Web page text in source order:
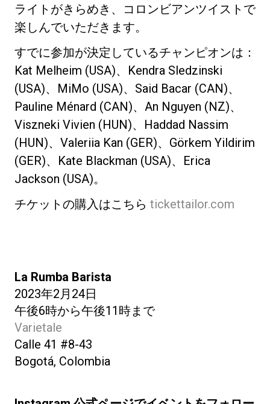
ライトがきらめき、コロンビアンツイストで
楽しんでいただきます。
すでに参加が決定しているチャンピオンは：
Kat Melheim (USA)、Kendra Sledzinski
(USA)、MiMo (USA)、Said Bacar (CAN)、
Pauline Ménard (CAN)、An Nguyen (NZ)、
Viszneki Vivien (HUN)、Haddad Nassim
(HUN)、Valeriia Kan (GER)、Görkem Yildirim
(GER)、Kate Blackman (USA)、Erica
Jackson (USA)。
チケットの購入はこちら tickettailor.com
La Rumba Barista
2023年2月24日
午後6時から午後11時まで
Varietale
Calle 41 #8-43
Bogotá, Colombia